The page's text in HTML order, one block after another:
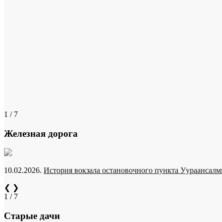
1 / 7
Железная дорога
10.02.2026. История вокзала остановочного пункта
❮ ❯
1 / 7
Старые дачи